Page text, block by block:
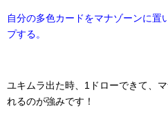
自分の多色カードをマナゾーンに置
プする。
ユキムラ出た時、1ドローできて、
れるのが強みです！